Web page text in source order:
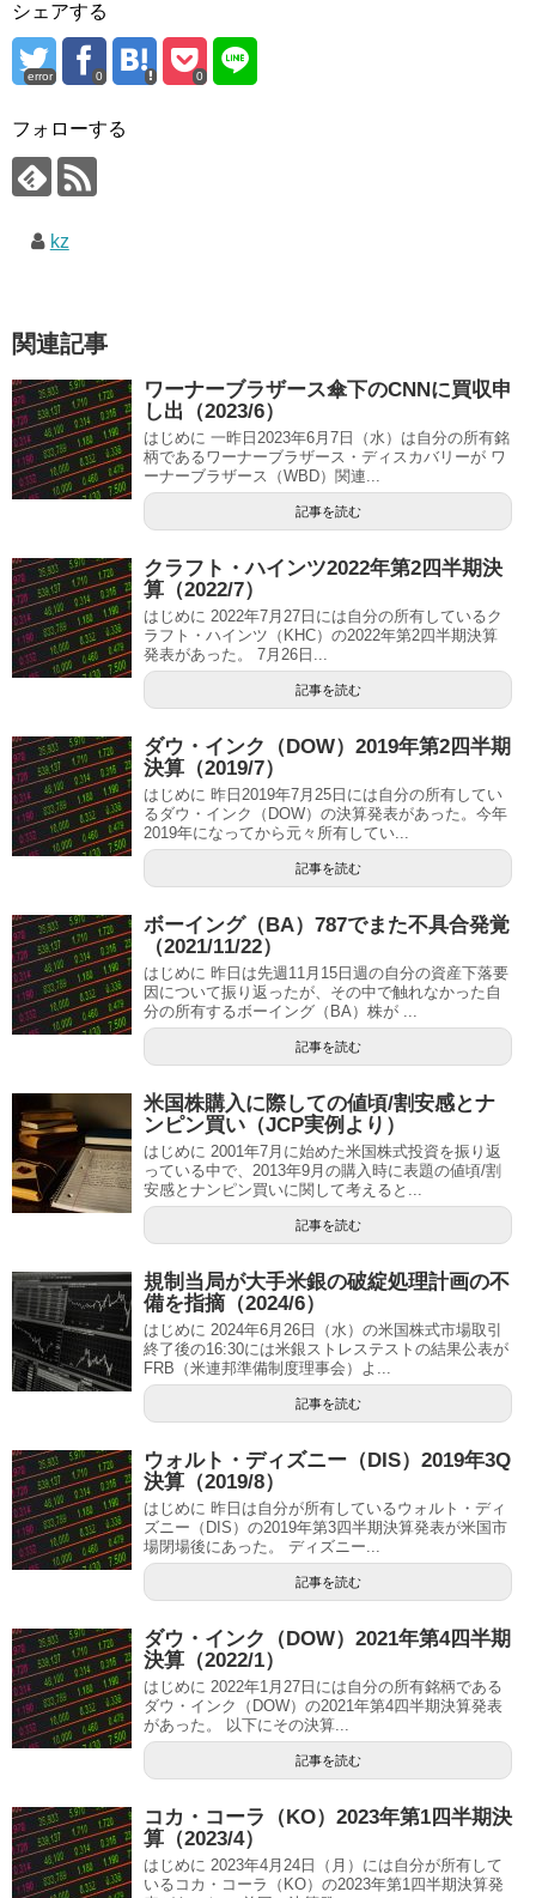
シェアする
error 0 0
フォローする
kz
関連記事
ワーナーブラザース傘下のCNNに買収申
し出（2023/6）
はじめに 一昨日2023年6月7日（水）は自分の所有銘
柄であるワーナーブラザース・ディスカバリーが ワ
ーナーブラザース（WBD）関連...
記事を読む
クラフト・ハインツ2022年第2四半期決
算（2022/7）
はじめに 2022年7月27日には自分の所有しているク
ラフト・ハインツ（KHC）の2022年第2四半期決算
発表があった。 7月26日...
記事を読む
ダウ・インク（DOW）2019年第2四半期
決算（2019/7）
はじめに 昨日2019年7月25日には自分の所有してい
るダウ・インク（DOW）の決算発表があった。今年
2019年になってから元々所有してい...
記事を読む
ボーイング（BA）787でまた不具合発覚
（2021/11/22）
はじめに 昨日は先週11月15日週の自分の資産下落要
因について振り返ったが、その中で触れなかった自
分の所有するボーイング（BA）株が ...
記事を読む
米国株購入に際しての値頃/割安感とナ
ンピン買い（JCP実例より）
はじめに 2001年7月に始めた米国株式投資を振り返
っている中で、2013年9月の購入時に表題の値頃/割
安感とナンピン買いに関して考えると...
記事を読む
規制当局が大手米銀の破綻処理計画の不
備を指摘（2024/6）
はじめに 2024年6月26日（水）の米国株式市場取引
終了後の16:30には米銀ストレステストの結果公表が
FRB（米連邦準備制度理事会）よ...
記事を読む
ウォルト・ディズニー（DIS）2019年3Q
決算（2019/8）
はじめに 昨日は自分が所有しているウォルト・ディ
ズニー（DIS）の2019年第3四半期決算発表が米国市
場閉場後にあった。 ディズニー...
記事を読む
ダウ・インク（DOW）2021年第4四半期
決算（2022/1）
はじめに 2022年1月27日には自分の所有銘柄である
ダウ・インク（DOW）の2021年第4四半期決算発表
があった。 以下にその決算...
記事を読む
コカ・コーラ（KO）2023年第1四半期決
算（2023/4）
はじめに 2023年4月24日（月）には自分が所有して
いるコカ・コーラ（KO）の2023年第1四半期決算発